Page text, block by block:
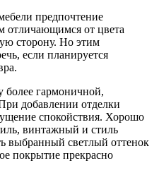
предпочтение
отличающимся от цвета
сторону. Но этим
если планируется
более гармоничной,
добавлении отделки
спокойствия. Хорошо
винтажный и стиль
выбранный светлый оттенок
покрытие прекрасно